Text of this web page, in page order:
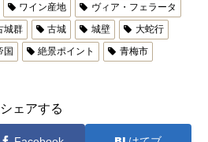
ワイン産地
ヴィア・フェラータ
城群 古城 城壁
大蛇行
国 絶景ポイント
青梅市
シェアする